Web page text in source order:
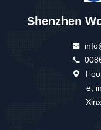
Shenzhen
e,